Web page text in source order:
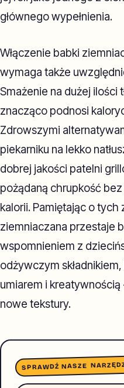
głównego wypełnienia.
Włączenie babki
wymaga także
Smażenie na dużej ilości
znacząco podnosi
Zdrowszymi
piekarniku na lekko
dobrej jakości patelni
pożądaną chrupkość
kalorii. Pamiętając o tych
ziemniaczana przestaje
wspomnieniem z
odżywczym
umiarem i kreatywnością
nowe tekstury.
SPRAWDŹ NASZE